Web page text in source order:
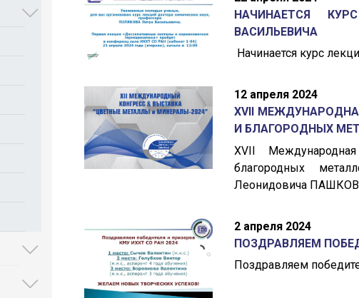
НАЧИНАЕТСЯ
ВАСИЛЬЕВИЧА
Начинается курс
12 апреля 2024
XVII
И БЛАГОРОДНЫХ
XVII
благородных
Леонидовича
2 апреля 2024
ПОЗДРАВЛЯЕМ
Поздравляем